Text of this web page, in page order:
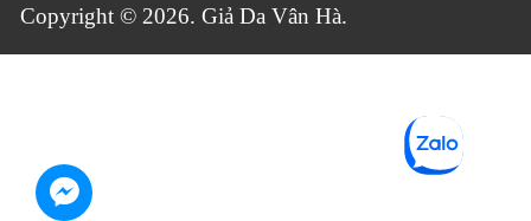
Copyright © 2026. Giả Da Vân Hà.